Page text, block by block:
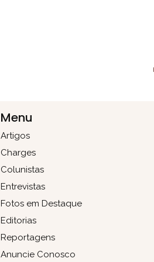
Menu
Artigos
Charges
Colunistas
Entrevistas
Fotos em Destaque
Editorias
Reportagens
Anuncie Conosco